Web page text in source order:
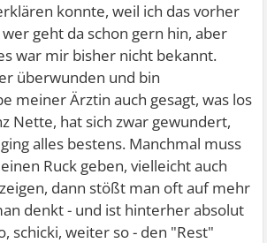
konnte, weil ich das vorher
geht da schon gern hin, aber
war mir bisher nicht bekannt.
überwunden und bin
meiner Ärztin auch gesagt, was los
Nette, hat sich zwar gewundert,
alles bestens. Manchmal muss
Ruck geben, vielleicht auch
dann stößt man oft auf mehr
denkt - und ist hinterher absolut
schicki, weiter so - den "Rest"